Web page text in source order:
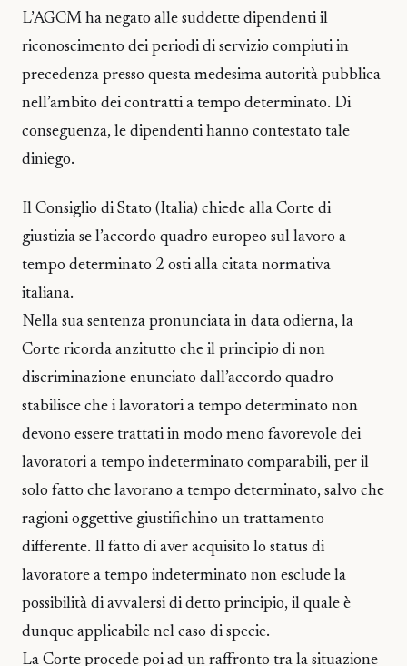
L’AGCM ha negato alle suddette dipendenti il
riconoscimento dei periodi di servizio compiuti in
precedenza presso questa medesima autorità pubblica
nell’ambito dei contratti a tempo determinato. Di
conseguenza, le dipendenti hanno contestato tale
diniego.
Il Consiglio di Stato (Italia) chiede alla Corte di
giustizia se l’accordo quadro europeo sul lavoro a
tempo determinato 2 osti alla citata normativa
italiana.
Nella sua sentenza pronunciata in data odierna, la
Corte ricorda anzitutto che il principio di non
discriminazione enunciato dall’accordo quadro
stabilisce che i lavoratori a tempo determinato non
devono essere trattati in modo meno favorevole dei
lavoratori a tempo indeterminato comparabili, per il
solo fatto che lavorano a tempo determinato, salvo che
ragioni oggettive giustifichino un trattamento
differente. Il fatto di aver acquisito lo status di
lavoratore a tempo indeterminato non esclude la
possibilità di avvalersi di detto principio, il quale è
dunque applicabile nel caso di specie.
La Corte procede poi ad un raffronto tra la situazione